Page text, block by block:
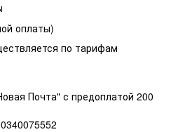
оплаты)
по тарифам
Почта" с предоплатой 200